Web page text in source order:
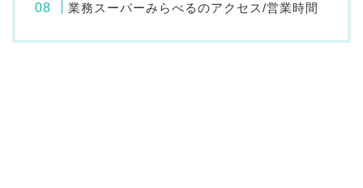
業務スーパーみらべるのアクセス/営業時間